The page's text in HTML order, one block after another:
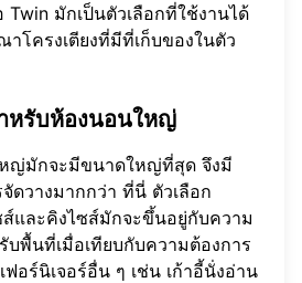
Twin มักเป็นตัวเลือกที่ใช้งานได้
โครงเตียงที่มีที่เก็บของในตัว
ำหรับห้องนอนใหญ่
ญ่มักจะมีขนาดใหญ่ที่สุด จึงมี
ดวางมากกว่า ที่นี่ ตัวเลือก
ส์และคิงไซส์มักจะขึ้นอยู่กับความ
พื้นที่เมื่อเทียบกับความต้องการ
อร์นิเจอร์อื่น ๆ เช่น เก้าอี้นั่งอ่าน